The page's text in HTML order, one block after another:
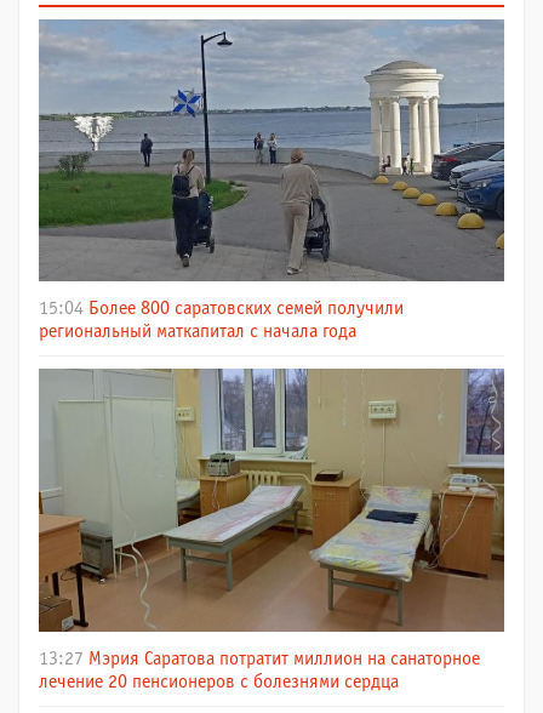
15:04 Более 800 саратовских семей получили
региональный маткапитал с начала года
13:27 Мэрия Саратова потратит миллион на санаторное
лечение 20 пенсионеров с болезнями сердца